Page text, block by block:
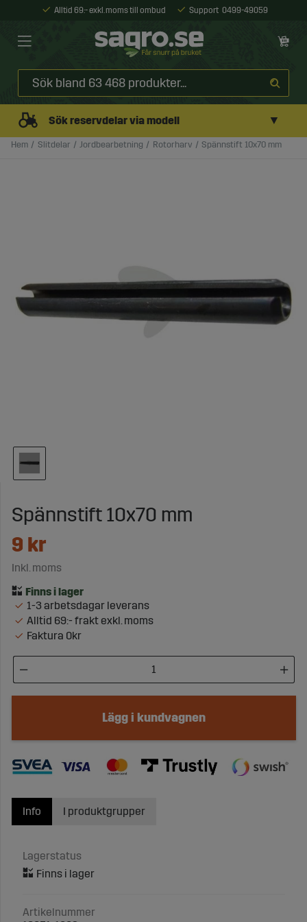
Alltid 69:- exkl. moms till ombud Support 0499-49059
Sök reservdelar via modell ▼
Hem Slitdelar Jordbearbetning Rotorharv Spännstift 10x70 mm
Spännstift 10x70 mm
9 kr
Inkl. moms
1-3 arbetsdagar leverans
Alltid 69:- frakt exkl. moms
Faktura 0kr
Lägg i kundvagnen
Info
Lagerstatus
Artikelnummer
I produktgrupper